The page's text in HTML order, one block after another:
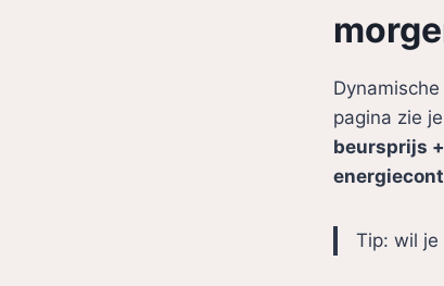
pagina zie
beursprijs
Tip: wil